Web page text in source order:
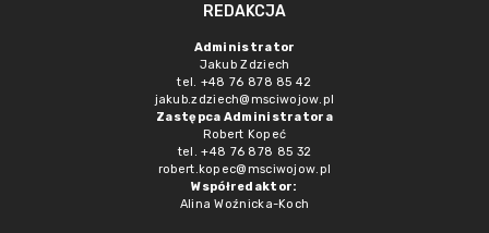
REDAKCJA
Administrator
Jakub Zdziech
tel. +48 76 878 85 42
jakub.zdziech@msciwojow.pl
Zastępca Administratora
Robert Kopeć
tel. +48 76 878 85 32
robert.kopec@msciwojow.pl
Współredaktor:
Alina Woźnicka-Koch